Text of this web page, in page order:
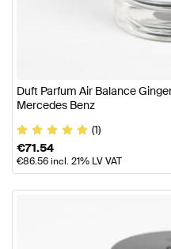
Duft Parfum Air Balance
Mercedes Benz
(1)
€71.54
€86.56incl. 21% LV VAT